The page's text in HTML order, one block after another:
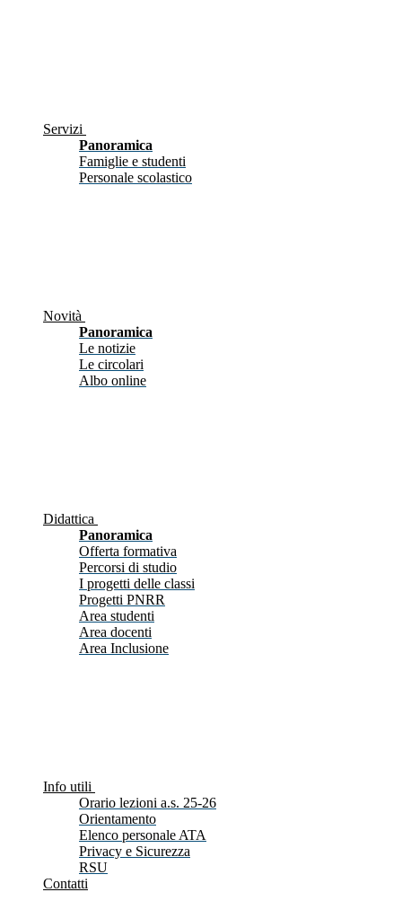
Servizi
Panoramica
Famiglie e studenti
Personale scolastico
Novità
Panoramica
Le notizie
Le circolari
Albo online
Didattica
Panoramica
Offerta formativa
Percorsi di studio
I progetti delle classi
Progetti PNRR
Area studenti
Area docenti
Area Inclusione
Info utili
Orario lezioni a.s. 25-26
Orientamento
Elenco personale ATA
Privacy e Sicurezza
RSU
Contatti